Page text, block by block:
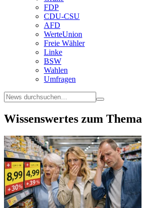
FDP
CDU-CSU
AFD
WerteUnion
Freie Wähler
Linke
BSW
Wahlen
Umfragen
Wissenswertes zum Thema